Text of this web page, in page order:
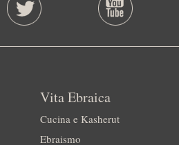
Vita Ebraica
Cucina e Kasherut
Ebraismo